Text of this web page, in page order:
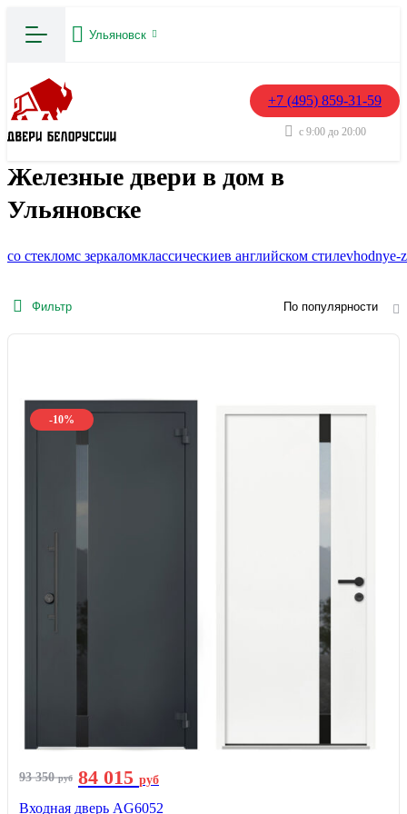
Ульяновск
+7 (495) 859-31-59
с 9:00 до 20:00
Железные двери в дом в
Ульяновске
со стекломс зеркаломклассическиев английском стилеvhodnye-
Фильтр По популярности
-10%
93 350руб 84 015 руб
Входная дверь AG6052